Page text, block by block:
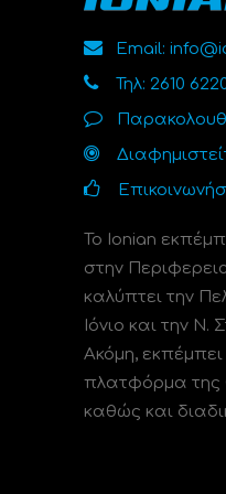
Email:
Τηλ: 2610
Το Ionian
στην
καλύπτει την
Ιόνιο και την
Ακόμη,
πλατφόρμα της
καθώς και